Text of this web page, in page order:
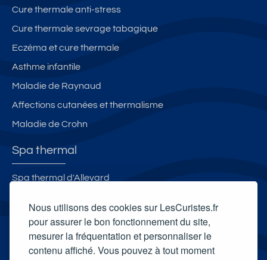
Nous utilisons des cookies sur LesCuristes.fr
pour assurer le bon fonctionnement du site,
mesurer la fréquentation et personnaliser le
contenu affiché. Vous pouvez à tout moment
Cure thermale anti-stress
Cure thermale sevrage tabagique
Eczéma et cure thermale
Asthme infantile
Maladie de Raynaud
Affections cutanées et thermalisme
Maladie de Crohn
Spa thermal
Spa thermal d'Allevard
Spa thermal Aiga Resort
Carte cadeau spa Vichy